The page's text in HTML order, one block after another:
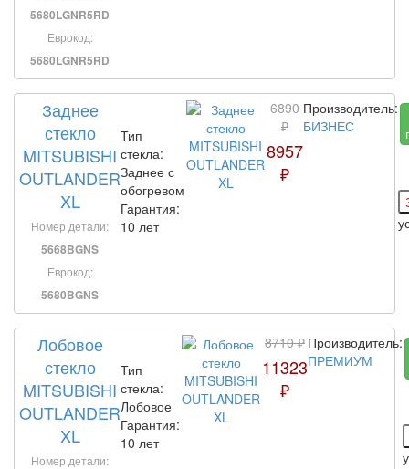
5680LGNR5RD
Еврокод:
5680LGNR5RD
Заднее
стекло
MITSUBISHI
OUTLANDER
XL
Номер детали:
5668BGNS
Еврокод:
5680BGNS
Тип
стекла:
Заднее с
обогревом
Гарантия:
10 лет
6890
₽
8957
₽
Производитель:
БИЗНЕС
Лобовое
стекло
MITSUBISHI
OUTLANDER
XL
Номер детали:
Тип
стекла:
Лобовое
Гарантия:
10 лет
8710 ₽
11323
₽
Производитель:
ПРЕМИУМ